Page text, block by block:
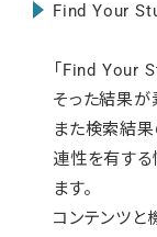
Find Your
「Find Your
そった結果が
また検索結
連性を有する
ます。
コンテンツと